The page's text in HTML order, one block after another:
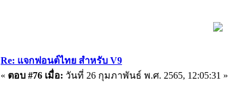
Re: แจกฟอนต์ไทย สำหรับ V9
« ตอบ #76 เมื่อ: วันที่ 26 กุมภาพันธ์ พ.ศ. 2565, 12:05:31 »